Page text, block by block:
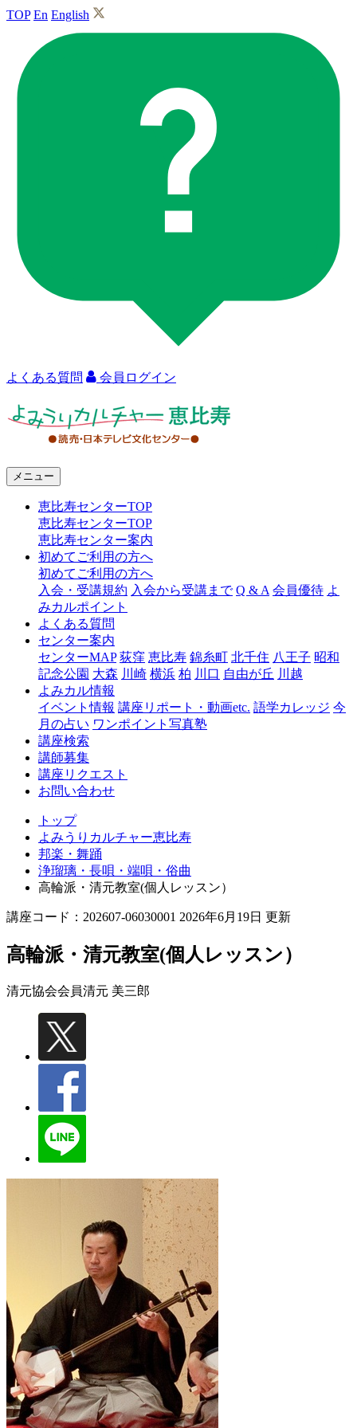
TOP En English
よくある質問 会員ログイン
ャ
比
メニュー
恵比寿センターTOP
恵比寿センターTOP
恵比寿センター案内
初めてご利用の方へ
初めてご利用の方へ
入会・受講規約 入会から受講まで Q & A 会員優待 よ
みカルポイント
よくある質問
センター案内
センターMAP 荻窪 恵比寿 錦糸町 北千住 八王子 昭和
記念公園 大森 川崎 横浜 柏 川口 自由が丘 川越
よみカル情報
イベント情報 講座リポート・動画etc. 語学カレッジ 今
月の占い ワンポイント写真塾
講座検索
講師募集
講座リクエスト
お問い合わせ
トップ
よみうりカルチャー恵比寿
邦楽・舞踊
浄瑠璃・長唄・端唄・俗曲
高輪派・清元教室(個人レッスン）
講座コード：202607-06030001 2026年6月19日 更新
高輪派・清元教室(個人レッスン）
清元協会会員清元 美三郎